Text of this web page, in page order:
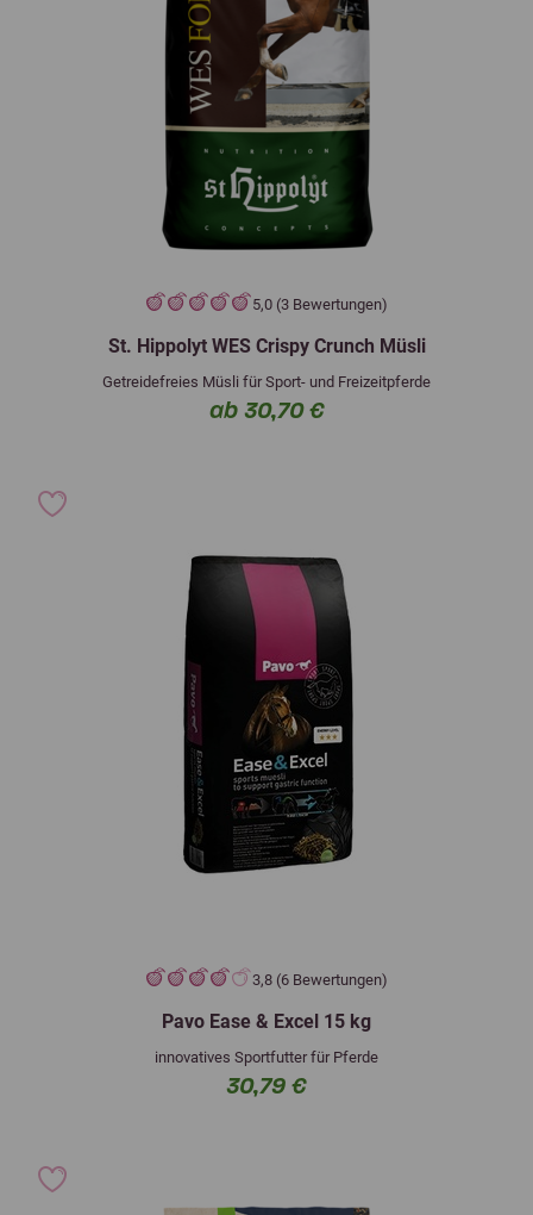
5,0 (3 Bewertungen)
St. Hippolyt WES Crispy Crunch Müsli
Getreidefreies Müsli für Sport- und Freizeitpferde
ab 30,70 €
3,8 (6 Bewertungen)
Pavo Ease & Excel 15 kg
innovatives Sportfutter für Pferde
30,79 €